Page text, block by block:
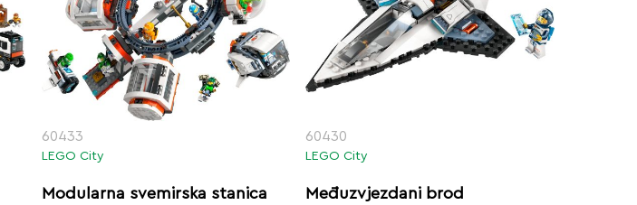
60433
LEGO City
Modularna svemirska stanica
60430
LEGO City
Međuzvjezdani brod